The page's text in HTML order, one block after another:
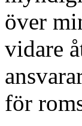
över
vidare
för